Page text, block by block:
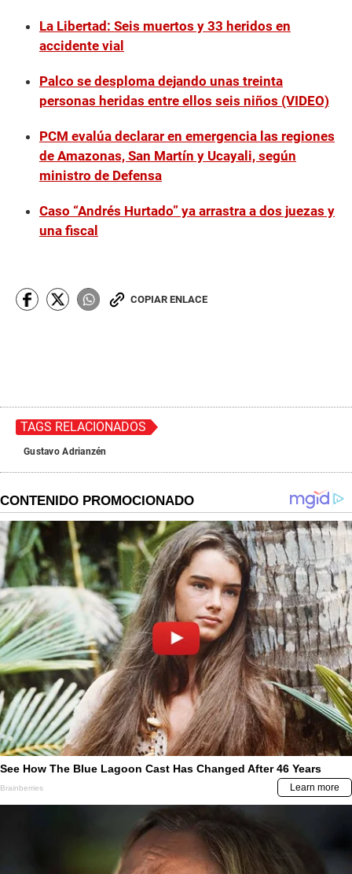
La Libertad: Seis muertos y 33 heridos en
accidente vial
Palco se desploma dejando unas treinta
personas heridas entre ellos seis niños (VIDEO)
PCM evalúa declarar en emergencia las regiones
de Amazonas, San Martín y Ucayali, según
ministro de Defensa
Caso “Andrés Hurtado” ya arrastra a dos juezas y
una fiscal
COPIAR ENLACE
TAGS RELACIONADOS
Gustavo Adrianzén